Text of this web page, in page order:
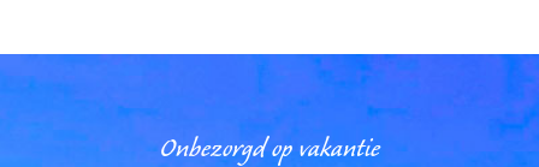
Onbezorgd op vakantie